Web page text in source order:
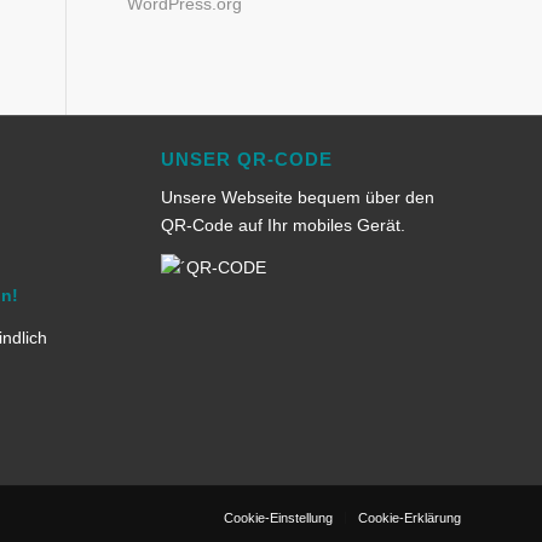
UNSER QR-CODE
Unsere Webseite bequem über den
QR-Code auf Ihr mobiles Gerät.
Cookie-Einstellung Cookie-Erklärung